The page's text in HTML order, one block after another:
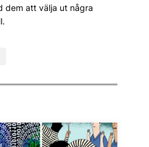
dem att välja ut några